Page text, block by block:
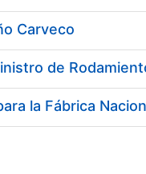
Carveco